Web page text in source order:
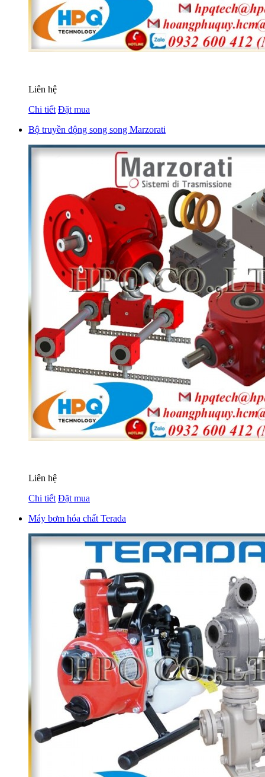
Liên hệ
Chi tiết Đặt mua
Bộ truyền động song song Marzorati
Liên hệ
Chi tiết Đặt mua
Máy bơm hóa chất Terada